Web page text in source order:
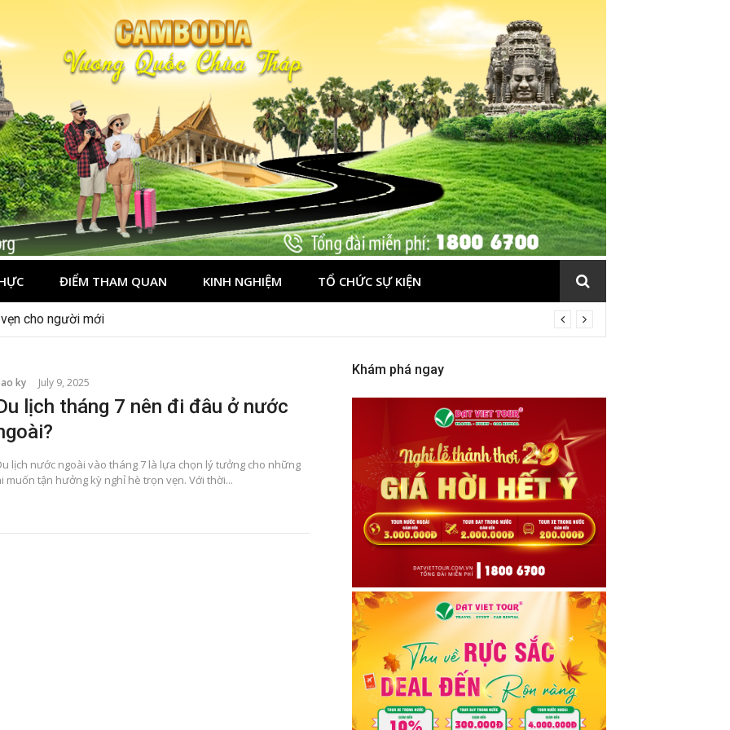
ĐIỂM THAM QUAN KINH NGHIỆM TỔ CHỨC SỰ KIỆN
cho người mới
ky July 9, 2025
lịch tháng 7 nên đi đâu ở nước
lịch nước ngoài vào tháng 7 là lựa chọn lý tưởng cho những
muốn tận hưởng kỳ nghỉ hè trọn vẹn. Với thời...
Khám phá ngay